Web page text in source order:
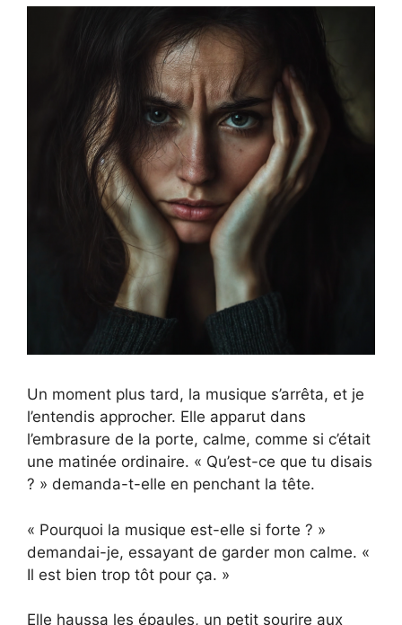
Un moment plus tard, la musique s’arrêta, et je
l’entendis approcher. Elle apparut dans
l’embrasure de la porte, calme, comme si c’était
une matinée ordinaire. « Qu’est-ce que tu disais
? » demanda-t-elle en penchant la tête.
« Pourquoi la musique est-elle si forte ? »
demandai-je, essayant de garder mon calme. «
Il est bien trop tôt pour ça. »
Elle haussa les épaules, un petit sourire aux